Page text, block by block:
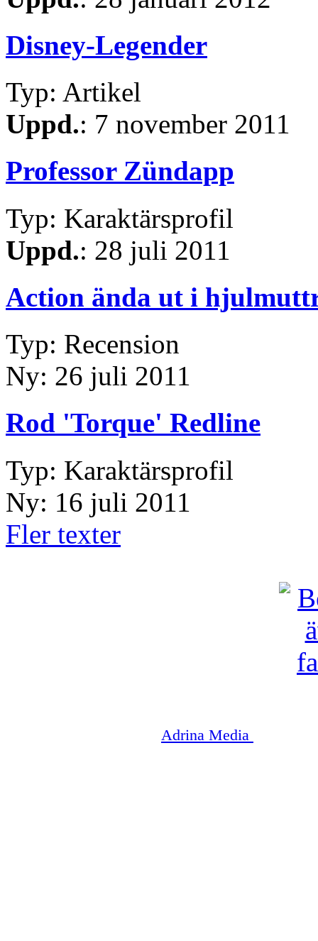
Disney-Legender
Typ: Artikel
Uppd.: 7 november 2011
Professor Zündapp
Typ: Karaktärsprofil
Uppd.: 28 juli 2011
Action ända ut i
Typ: Recension
Ny: 26 juli 2011
Rod 'Torque' Redline
Typ: Karaktärsprofil
Ny: 16 juli 2011
Fler texter
Adrina Media